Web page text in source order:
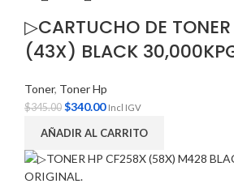
▷CARTUCHO DE
(43X) BLACK
Toner, Toner Hp
$345.00 $340.00 Incl IGV
AÑADIR AL CARRITO